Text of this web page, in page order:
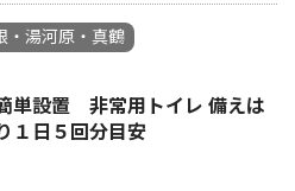
・湯河原・真鶴
単設置 非常用トイレ 備えは
日５回分目安